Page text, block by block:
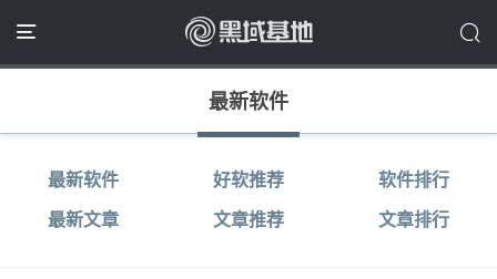
最新软件
最新软件 好软推荐
软件排行
最新文章
文章推荐 文章排行